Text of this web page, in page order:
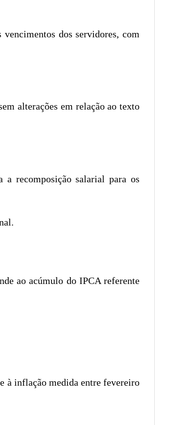
dos servidores, com
alterações em relação ao texto
a recomposição salarial para os
ao acúmulo do IPCA referente
à inflação medida entre fevereiro